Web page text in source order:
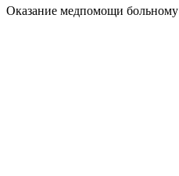
Оказание медпомощи больному